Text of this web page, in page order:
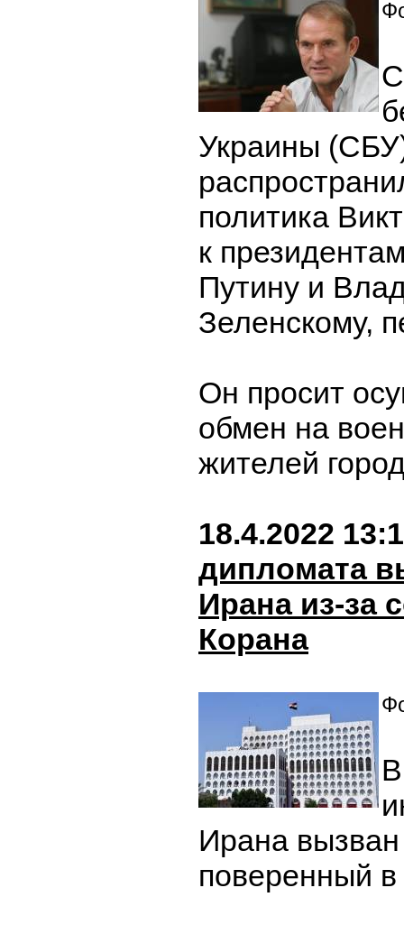
Украины
политика
к
Путину и
Зеленскому,
Он просит
обмен на
жителей
18.4.2022
дипломата
Ирана из-за
Корана
Ирана
поверенный